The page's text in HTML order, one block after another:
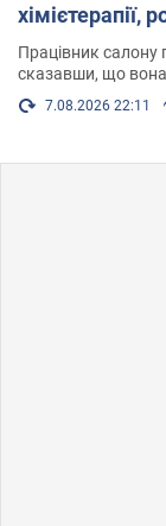
хімієтерапії,
Працівник салону
сказавши, що вона
7.08.2026 22:11